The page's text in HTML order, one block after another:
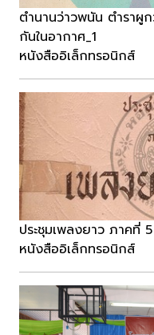
ตำนานว่าวพนัน ตำราผู
กันในอากาศ_1
หนังสืออิเล็กทรอนิกส์
ประชุมเพลงยาว ภาคที่
หนังสืออิเล็กทรอนิกส์